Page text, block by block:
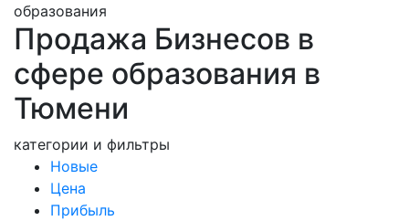
образования
Продажа Бизнесов в
сфере образования в
Тюмени
категории и фильтры
Новые
Цена
Прибыль